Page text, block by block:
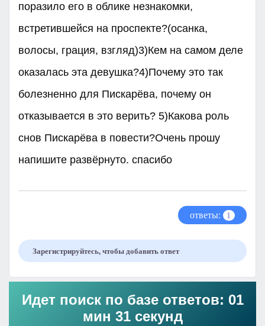
поразило его в облике незнакомки,
встретившейся на проспекте?(осанка,
волосы, грация, взгляд)3)Кем на самом деле
оказалась эта девушка?4)Почему это так
болезненно для Пискарёва, почему он
отказывается в это верить? 5)Какова роль
снов Пискарёва в повести?Очень прошу
напишите развёрнуто. спасибо
ответы: 1
Зарегистрируйтесь, чтобы добавить ответ
Идет поиск по базе ответов: 01
мин 31 секунд